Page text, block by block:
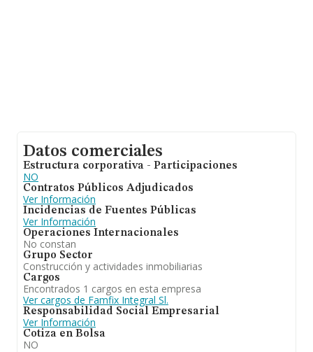
Datos comerciales
Estructura corporativa - Participaciones
NO
Contratos Públicos Adjudicados
Ver Información
Incidencias de Fuentes Públicas
Ver Información
Operaciones Internacionales
No constan
Grupo Sector
Construcción y actividades inmobiliarias
Cargos
Encontrados 1 cargos en esta empresa
Ver cargos de Famfix Integral Sl.
Responsabilidad Social Empresarial
Ver Información
Cotiza en Bolsa
NO